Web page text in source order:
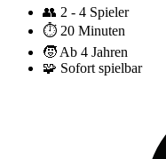
👥 2 - 4 Spieler
⏱️ 20 Minuten
🧒 Ab 4 Jahren
🧩 Sofort spielbar